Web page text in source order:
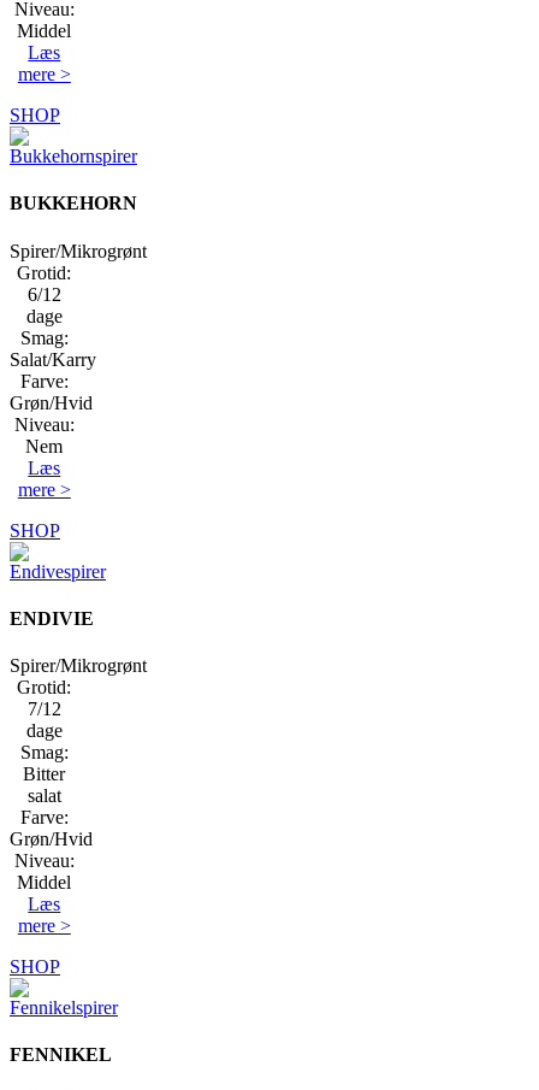
Niveau:
Middel
Læs
mere >
SHOP
BUKKEHORN
Spirer/Mikrogrønt
Grotid:
6/12
dage
Smag:
Salat/Karry
Farve:
Grøn/Hvid
Niveau:
Nem
Læs
mere >
SHOP
ENDIVIE
Spirer/Mikrogrønt
Grotid:
7/12
dage
Smag:
Bitter
salat
Farve:
Grøn/Hvid
Niveau:
Middel
Læs
mere >
SHOP
FENNIKEL